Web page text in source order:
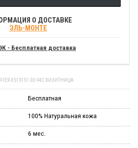
О ДОСТАВКЕ
ЭЛЬ-МОНТЕ
- Бесплатная доставка
X510151-02-04C ВИЗИТНИЦА
Бесплатная
100% Натуральная кожа
6 мес.